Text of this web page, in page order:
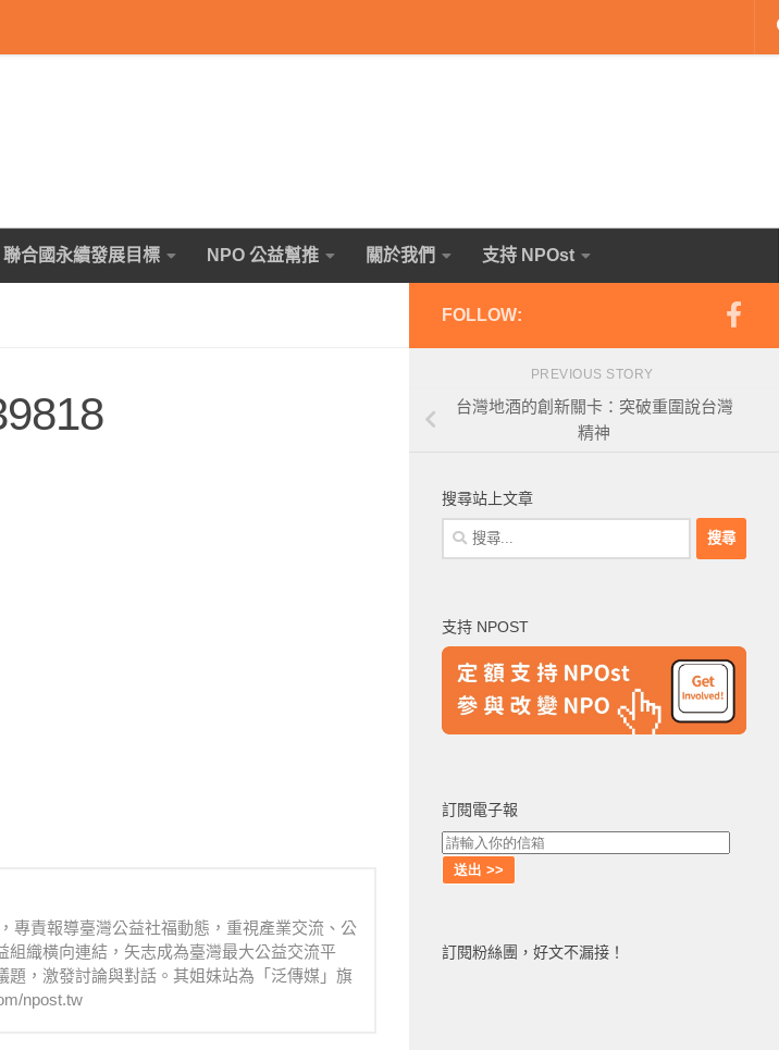
聯合國永續發展目標 NPO 公益幫推 關於我們 支持 NPOst
專責報導臺灣公益社福動態，重視產業交流、公
織橫向連結，矢志成為臺灣最大公益交流平
，激發討論與對話。其姐妹站為「泛傳媒」旗
npost.tw
FOLLOW:
PREVIOUS STORY
台灣地酒的創新關卡：突破重圍說台灣
精神
搜尋站上文章
搜
尋
字:
支持 NPOST
訂閱電子報
訂閱粉絲團，好文不漏接！